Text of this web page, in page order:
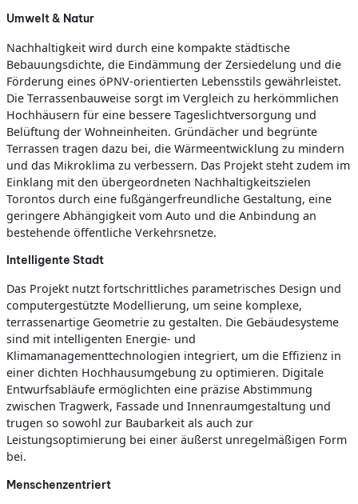
Umwelt & Natur
Nachhaltigkeit wird durch eine kompakte städtische
Bebauungsdichte, die Eindämmung der Zersiedelung und die
Förderung eines öPNV-orientierten Lebensstils gewährleistet.
Die Terrassenbauweise sorgt im Vergleich zu herkömmlichen
Hochhäusern für eine bessere Tageslichtversorgung und
Belüftung der Wohneinheiten. Gründächer und begrünte
Terrassen tragen dazu bei, die Wärmeentwicklung zu mindern
und das Mikroklima zu verbessern. Das Projekt steht zudem im
Einklang mit den übergeordneten Nachhaltigkeitszielen
Torontos durch eine fußgängerfreundliche Gestaltung, eine
geringere Abhängigkeit vom Auto und die Anbindung an
bestehende öffentliche Verkehrsnetze.
Intelligente Stadt
Das Projekt nutzt fortschrittliches parametrisches Design und
computergestützte Modellierung, um seine komplexe,
terrassenartige Geometrie zu gestalten. Die Gebäudesysteme
sind mit intelligenten Energie- und
Klimamanagementtechnologien integriert, um die Effizienz in
einer dichten Hochhausumgebung zu optimieren. Digitale
Entwurfsabläufe ermöglichten eine präzise Abstimmung
zwischen Tragwerk, Fassade und Innenraumgestaltung und
trugen so sowohl zur Baubarkeit als auch zur
Leistungsoptimierung bei einer äußerst unregelmäßigen Form
bei.
Menschenzentriert